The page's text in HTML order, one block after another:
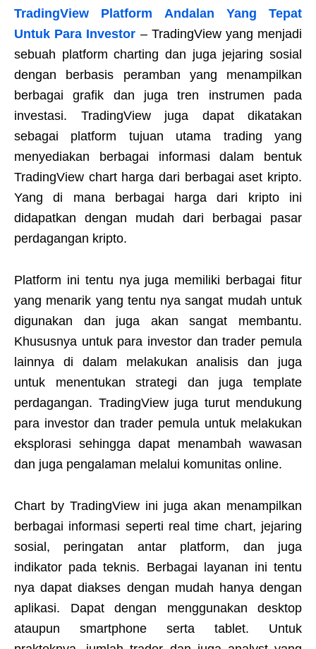
TradingView Platform Andalan Yang Tepat
Untuk Para Investor – TradingView yang menjadi
sebuah platform charting dan juga jejaring sosial
dengan berbasis peramban yang menampilkan
berbagai grafik dan juga tren instrumen pada
investasi. TradingView juga dapat dikatakan
sebagai platform tujuan utama trading yang
menyediakan berbagai informasi dalam bentuk
TradingView chart harga dari berbagai aset kripto.
Yang di mana berbagai harga dari kripto ini
didapatkan dengan mudah dari berbagai pasar
perdagangan kripto.
Platform ini tentu nya juga memiliki berbagai fitur
yang menarik yang tentu nya sangat mudah untuk
digunakan dan juga akan sangat membantu.
Khususnya untuk para investor dan trader pemula
lainnya di dalam melakukan analisis dan juga
untuk menentukan strategi dan juga template
perdagangan. TradingView juga turut mendukung
para investor dan trader pemula untuk melakukan
eksplorasi sehingga dapat menambah wawasan
dan juga pengalaman melalui komunitas online.
Chart by TradingView ini juga akan menampilkan
berbagai informasi seperti real time chart, jejaring
sosial, peringatan antar platform, dan juga
indikator pada teknis. Berbagai layanan ini tentu
nya dapat diakses dengan mudah hanya dengan
aplikasi. Dapat dengan menggunakan desktop
ataupun smartphone serta tablet. Untuk